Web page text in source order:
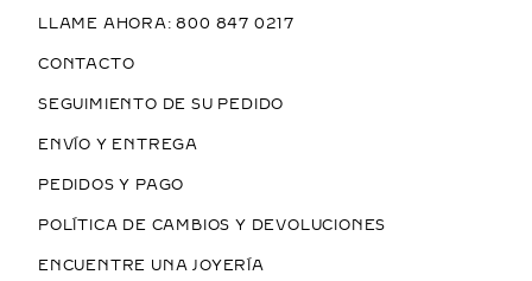
LLAME AHORA: 800 847 0217
CONTACTO
SEGUIMIENTO DE SU PEDIDO
ENVÍO Y ENTREGA
PEDIDOS Y PAGO
POLÍTICA DE CAMBIOS Y DEVOLUCIONES
ENCUENTRE UNA JOYERÍA